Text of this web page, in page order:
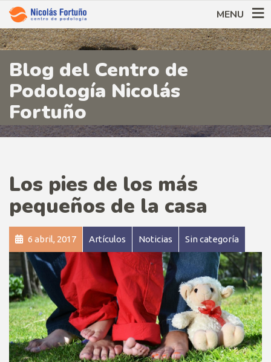
MENU
Blog del Centro de
Podología Nicolás
Fortuño
Los pies de los más
pequeños de la casa
6 abril, 2017 Artículos Noticias Sin categoría